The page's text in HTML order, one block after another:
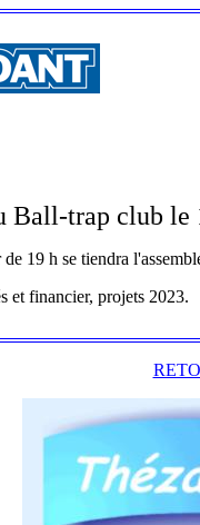
Ball-trap club le
de 19 h se tiendra
et financier, projets 2023.